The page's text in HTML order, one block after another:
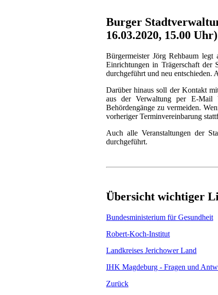
Burger
16.03.2020, 15.00 Uhr)
Bürgermeister Jörg Rehbaum
Einrichtungen in Trägerschaft der
durchgeführt und neu entschieden.
Darüber hinaus soll der Kontakt
aus der Verwaltung per E-Mail
Behördengänge zu vermeiden.
vorheriger Terminvereinbarung
Auch alle Veranstaltungen der
durchgeführt.
Übersicht wichtiger
Bundesministerium für Gesundheit
Robert-Koch-Institut
Landkreises JerichowerLand
IHK Magdeburg - Fragen und
Zurück